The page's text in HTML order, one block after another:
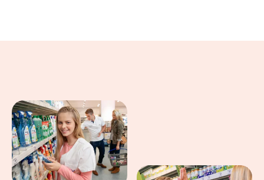
Eindrücke aus dem Arbeitsalltag